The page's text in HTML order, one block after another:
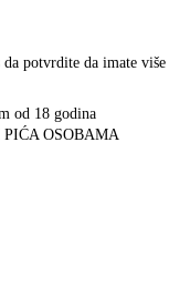
potvrdite da imate više
OSOBAMA